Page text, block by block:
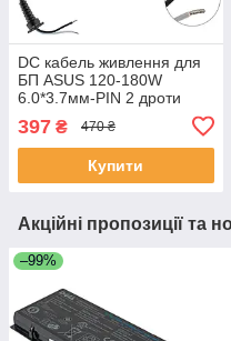
DC кабель живлення для
БП ASUS 120-180W
6.0*3.7мм-PIN 2 дроти
штекер 2 феритові кільця
довжина 170см
397 ₴ 470 ₴
Купити
Акційні пропозиції та
–99%